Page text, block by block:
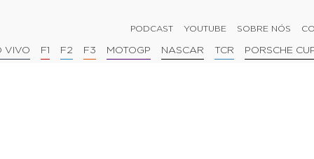
PODCAST YOUTUBE SOBRE NÓS
VIVO F1 F2 F3 MOTOGP NASCAR TCR PORSCHE